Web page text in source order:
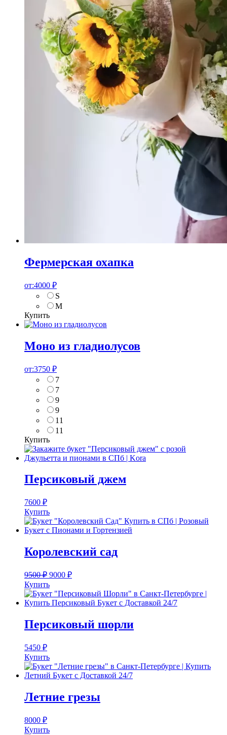
Фермерская охапка
от:4000 ₽
S
M
Купить
Моно из гладиолусов
от:3750 ₽
7
7
9
9
11
11
Купить
Персиковый джем
7600 ₽
Купить
Королевский сад
9500₽ 9000 ₽
Купить
Персиковый шорли
5450 ₽
Купить
Летние грезы
8000 ₽
Купить